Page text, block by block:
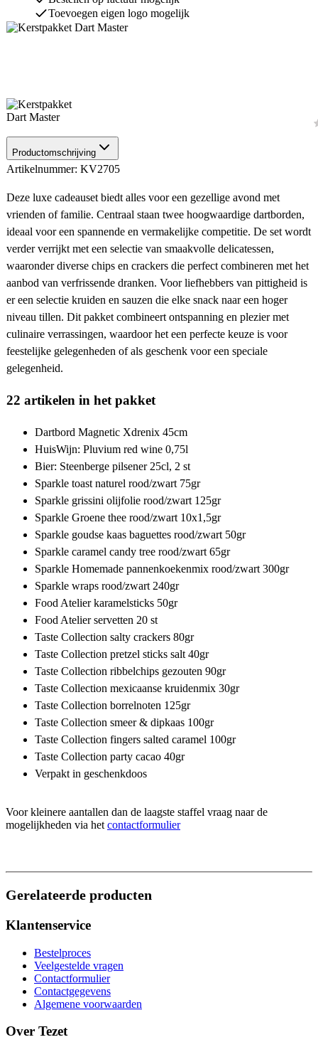
Toevoegen eigen logo mogelijk
Productomschrijving
Artikelnummer: KV2705
Deze luxe cadeauset biedt alles voor een gezellige avond met
vrienden of familie. Centraal staan twee hoogwaardige dartborden,
ideaal voor een spannende en vermakelijke competitie. De set wordt
verder verrijkt met een selectie van smaakvolle delicatessen,
waaronder diverse chips en crackers die perfect combineren met het
aanbod van verfrissende dranken. Voor liefhebbers van pittigheid is
er een selectie kruiden en sauzen die elke snack naar een hoger
niveau tillen. Dit pakket combineert ontspanning en plezier met
culinaire verrassingen, waardoor het een perfecte keuze is voor
feestelijke gelegenheden of als geschenk voor een speciale
gelegenheid.
22 artikelen in het pakket
Dartbord Magnetic Xdrenix 45cm
HuisWijn: Pluvium red wine 0,75l
Bier: Steenberge pilsener 25cl, 2 st
Sparkle toast naturel rood/zwart 75gr
Sparkle grissini olijfolie rood/zwart 125gr
Sparkle Groene thee rood/zwart 10x1,5gr
Sparkle goudse kaas baguettes rood/zwart 50gr
Sparkle caramel candy tree rood/zwart 65gr
Sparkle Homemade pannenkoekenmix rood/zwart 300gr
Sparkle wraps rood/zwart 240gr
Food Atelier karamelsticks 50gr
Food Atelier servetten 20 st
Taste Collection salty crackers 80gr
Taste Collection pretzel sticks salt 40gr
Taste Collection ribbelchips gezouten 90gr
Taste Collection mexicaanse kruidenmix 30gr
Taste Collection borrelnoten 125gr
Taste Collection smeer & dipkaas 100gr
Taste Collection fingers salted caramel 100gr
Taste Collection party cacao 40gr
Verpakt in geschenkdoos
Voor kleinere aantallen dan de laagste staffel vraag naar de
mogelijkheden via het contactformulier
Gerelateerde producten
Klantenservice
Bestelproces
Veelgestelde vragen
Contactformulier
Contactgegevens
Algemene voorwaarden
Over Tezet